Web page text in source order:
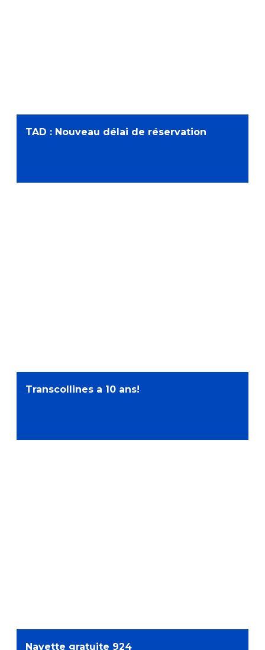
TAD : Nouveau délai de réservation
Transcollines a 10 ans!
Navette gratuite 924